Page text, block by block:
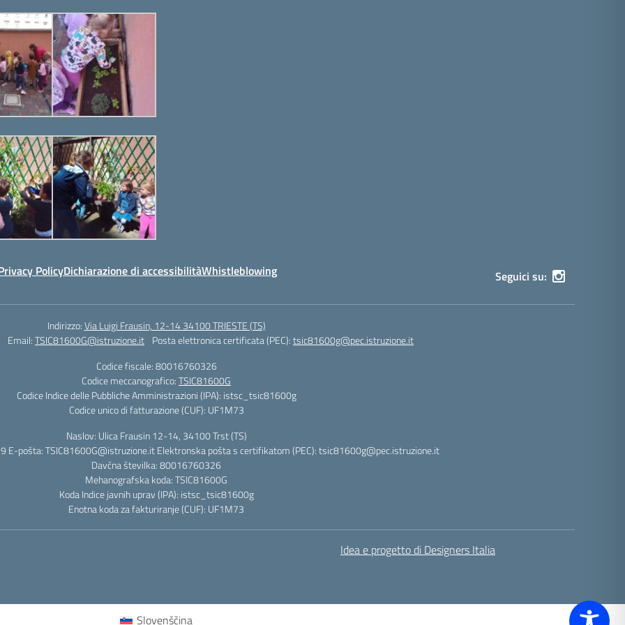
PolicyDichiarazione di accessibilitàWhistleblowing Seguici su:
Indirizzo:Via Luigi Frausin, 12-14 34100 TRIESTE (TS)
Email:TSIC81600G@istruzione.it Posta elettronica certificata (PEC):tsic81600g@pec.istruzione.it
Codice fiscale: 80016760326
Codice meccanografico:TSIC81600G
Codice Indice delle Pubbliche Amministrazioni (IPA): istsc_tsic81600g
Codice unico di fatturazione (CUF): UF1M73
Naslov: Ulica Frausin 12-14, 34100 Trst (TS)
E-pošta: TSIC81600G@istruzione.it Elektronska pošta s certifikatom (PEC): tsic81600g@pec.istruzione.it
Davčna številka: 80016760326
Mehanografska koda: TSIC81600G
Koda Indice javnih uprav (IPA): istsc_tsic81600g
Enotna koda za fakturiranje (CUF): UF1M73
Idea e progetto di Designers Italia
Slovenščina